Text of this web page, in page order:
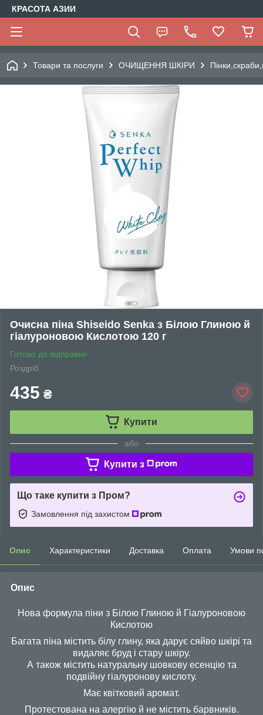
КРАСОТА АЗИИ
Товари та послуги ОЧИЩЕННЯ ШКІРИ
Очисна піна Shiseido Senka з Білою Глиною й
гіалуроновою Кислотою 120 г
Готово до відправки
Роздріб
435 ₴
Купити
або
Купити з
Що таке купити з Пром?
Замовлення під захистом
Опис Характеристики Доставка Оплата Умови
Опис
Нова формула піни з Білою Глиною й Гіалуроновою
Кислотою
Багата піна містить білу глину, яка дарує сяйво шкірі та
видаляє бруд і стару шкіру.
А також містить натуральну шовкову есенцію та
подвійну гіалуронову кислоту.
Має квітковий аромат.
Протестована на алергію й не містить барвників.